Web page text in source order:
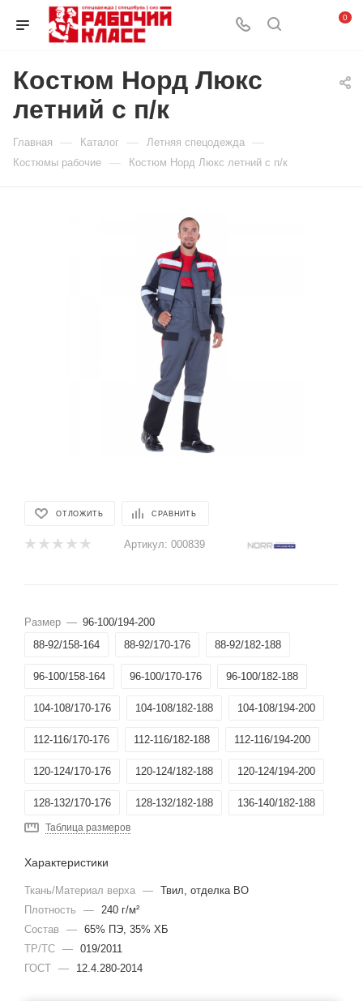
0
Костюм Норд Люкс
летний с п/к
Главная — Каталог — Летняя спецодежда —
Костюмы рабочие — Костюм Норд Люкс летний с п/к
ОТЛОЖИТЬ СРАВНИТЬ
Артикул: 000839
Размер — 96-100/194-200
88-92/158-164
88-92/170-176 88-92/182-188
96-100/158-164 96-100/170-176 96-100/182-188
104-108/170-176 104-108/182-188 104-108/194-200
112-116/170-176 112-116/182-188 112-116/194-200
120-124/170-176 120-124/182-188 120-124/194-200
128-132/170-176 128-132/182-188 136-140/182-188
136-140/194-200
144-148/194-200
144-148/170-176
Таблица размеров
Характеристики
Ткань/Материал верха — Твил, отделка ВО
Плотность
— 240 г/м²
Состав
— 65% ПЭ, 35% ХБ
ТР/ТС — 019/2011
ГОСТ — 12.4.280-2014